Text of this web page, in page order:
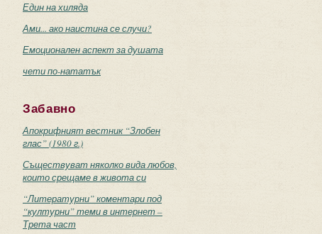
Един на хиляда
Ами... ако наистина се случи?
Емоционален аспект за душата
чети по-нататък
Забавно
Апокрифният вестник “Злобен
глас” (1980 г.)
Съществуват няколко вида любов,
които срещаме в живота си
“Литературни” коментари под
“културни” теми в интернет –
Трета част